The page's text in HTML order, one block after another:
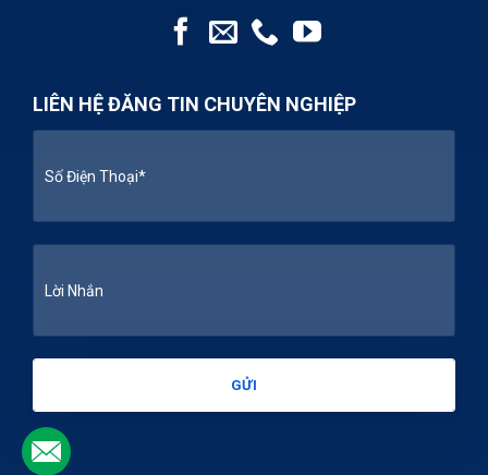
LIÊN HỆ ĐĂNG TIN CHUYÊN NGHIỆP
.